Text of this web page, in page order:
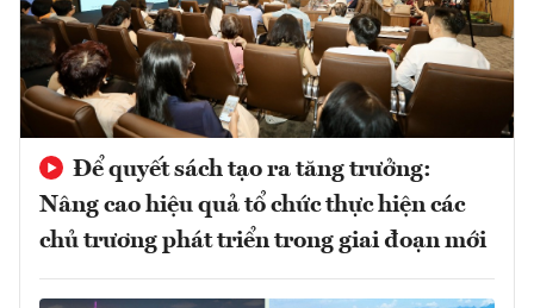
Để quyết sách tạo ra tăng trưởng:
Nâng cao hiệu quả tổ chức thực hiện các
chủ trương phát triển trong giai đoạn mới